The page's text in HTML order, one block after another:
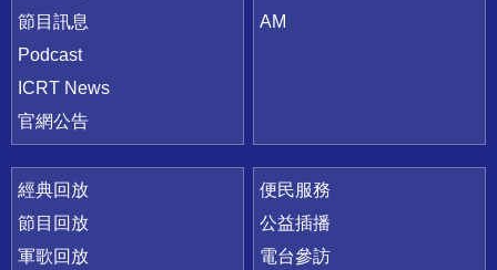
節目訊息
Podcast
ICRT News
官網公告
AM
經典回放
節目回放
軍歌回放
便民服務
公益插播
電台參訪